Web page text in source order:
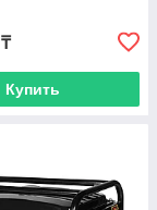
₸
Купить